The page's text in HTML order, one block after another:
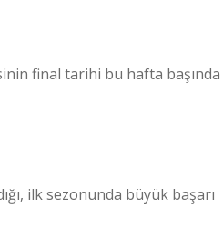
final tarihi bu hafta başında
ilk sezonunda büyük başarı